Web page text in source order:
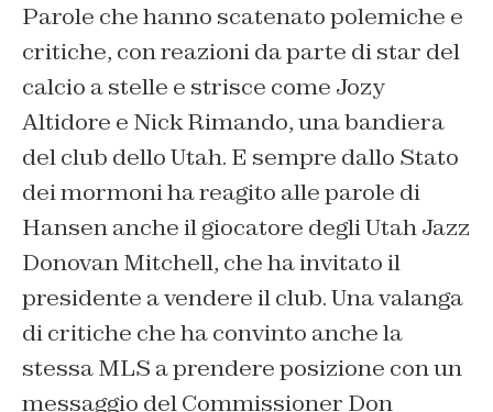
Parole che hanno scatenato polemiche e
critiche, con reazioni da parte di star del
calcio a stelle e strisce come Jozy
Altidore e Nick Rimando, una bandiera
del club dello Utah. E sempre dallo Stato
dei mormoni ha reagito alle parole di
Hansen anche il giocatore degli Utah Jazz
Donovan Mitchell, che ha invitato il
presidente a vendere il club. Una valanga
di critiche che ha convinto anche la
stessa MLS a prendere posizione con un
messaggio del Commissioner Don